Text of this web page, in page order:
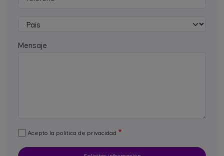
Mensaje
Acepto la política de privacidad